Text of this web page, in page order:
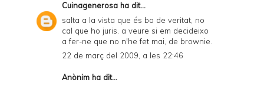
Cuinagenerosa ha dit...
salta a la vista que és bo de veritat, no
cal que ho juris. a veure si em decideixo
a fer-ne que no n'he fet mai, de brownie.
22 de març del 2009, a les 22:46
Anònim ha dit...